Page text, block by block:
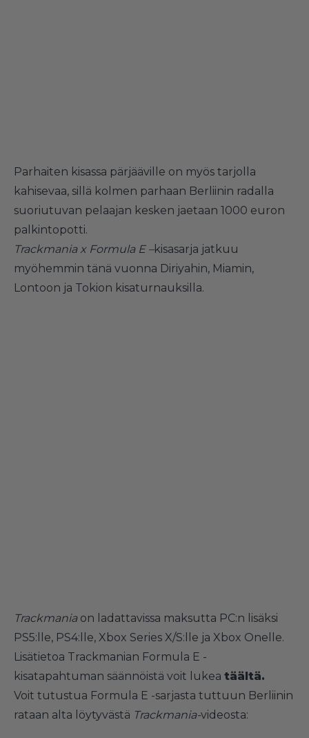
Parhaiten kisassa pärjääville on myös tarjolla
kahisevaa, sillä kolmen parhaan Berliinin radalla
suoriutuvan pelaajan kesken jaetaan 1000 euron
palkintopotti.
Trackmania x Formula E –kisasarja jatkuu
myöhemmin tänä vuonna Diriyahin, Miamin,
Lontoon ja Tokion kisaturnauksilla.
Trackmania on ladattavissa maksutta PC:n lisäksi
PS5:lle, PS4:lle, Xbox Series X/S:lle ja Xbox Onelle.
Lisätietoa Trackmanian Formula E -
kisatapahtuman säännöistä voit lukea täältä.
Voit tutustua Formula E -sarjasta tuttuun Berliinin
rataan alta löytyvästä Trackmania-videosta: